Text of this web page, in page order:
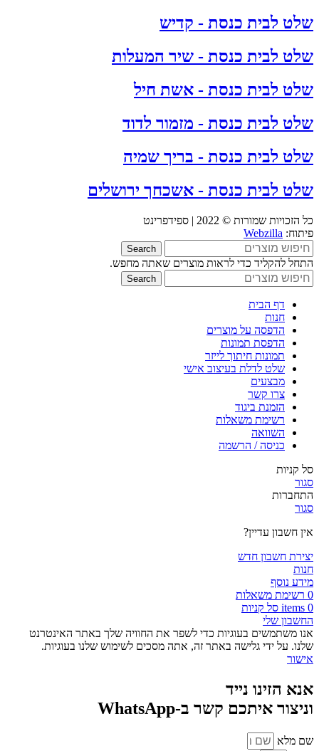
שלט לבית כנסת - קדיש
שלט לבית כנסת - שיר המעלות
שלט לבית כנסת - אשת חיל
שלט לבית כנסת - מזמור לדוד
שלט לבית כנסת - בריך שמיה
שלט לבית כנסת - אשכחך ירושלים
כל הזכויות שמורות © 2022 | ספידפרינט
פיתוח: Webzilla
Search
התחל להקליד כדי לראות מוצרים שאתה מחפש.
Search
דף הבית
חנות
הדפסה על מוצרים
הדפסת תמונות
תמונות חיתוך לייזר
שלט לדלת בעיצוב אישי
מבצעים
צרו קשר
הזמנת ביגוד
רשימת משאלות
השוואה
כניסה / הרשמה
סל קניות
סגור
התחברות
סגור
אין חשבון עדיין?
יצירת חשבון חדש
חנות
מידע נוסף
0 רשימת משאלות
0
items סל קניות
החשבון שלי
אנו משתמשים בעוגיות כדי לשפר את החוויה שלך באתר האינטרנט
שלנו. על ידי גלישה באתר זה, אתה מסכים לשימוש שלנו בעוגיות.
אישור
אנא הזינו נייד
וניצור איתכם קשר ב-WhatsApp
שם מלא